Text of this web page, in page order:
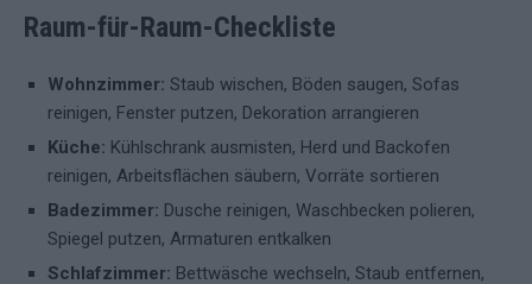
Raum-für-Raum-Checkliste
Wohnzimmer: Staub wischen, Böden saugen, Sofas
reinigen, Fenster putzen, Dekoration arrangieren
Küche: Kühlschrank ausmisten, Herd und Backofen
reinigen, Arbeitsflächen säubern, Vorräte sortieren
Badezimmer: Dusche reinigen, Waschbecken polieren,
Spiegel putzen, Armaturen entkalken
Schlafzimmer: Bettwäsche wechseln, Staub entfernen,